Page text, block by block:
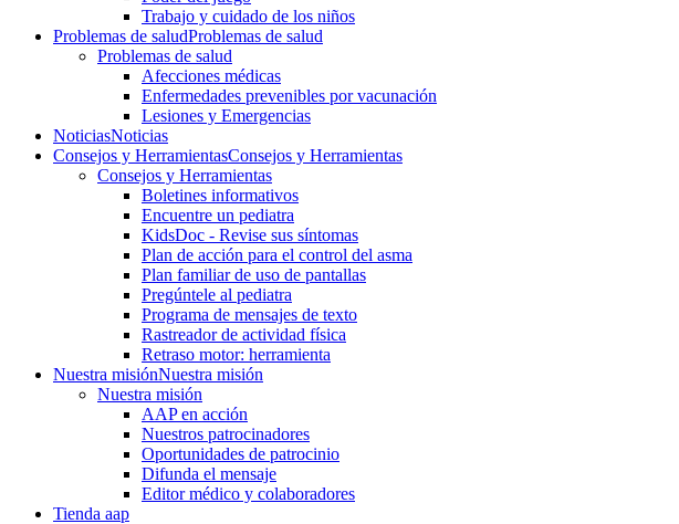
Trabajo y cuidado de los niños
Problemas de saludProblemas de salud
Problemas de salud
Afecciones médicas
Enfermedades prevenibles por vacunación
Lesiones y Emergencias
NoticiasNoticias
Consejos y HerramientasConsejos y Herramientas
Consejos y Herramientas
Boletines informativos
Encuentre un pediatra
KidsDoc - Revise sus síntomas
Plan de acción para el control del asma
Plan familiar de uso de pantallas
Pregúntele al pediatra
Programa de mensajes de texto
Rastre​​ador de activida​d física
Retraso motor: herramienta
Nuestra misiónNuestra misión
Nuestra misión
AAP en acción
Nuestros patrocinadores
Oportunidades de patrocinio
Difunda el mensaje
Editor médico y colaboradores
Tienda aap